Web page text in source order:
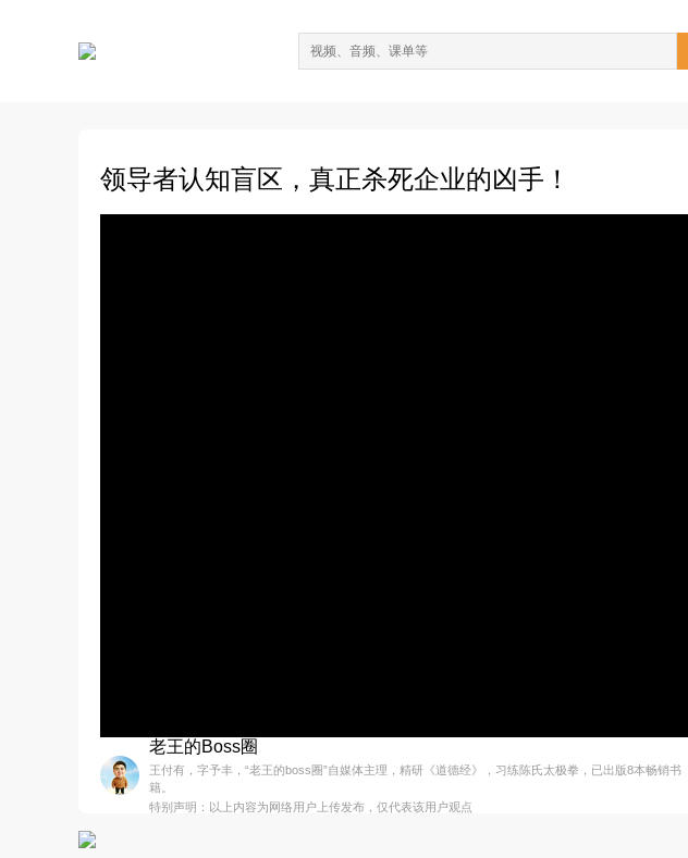
领导者认知盲区，真正杀死企业的凶手！
老王的Boss圈
王付有，字予丰，“老王的boss圈”自媒体主理，精研《道德经》，习练陈氏太极拳，已出版8本畅销书
籍。
特别声明：以上内容为网络用户上传发布，仅代表该用户观点